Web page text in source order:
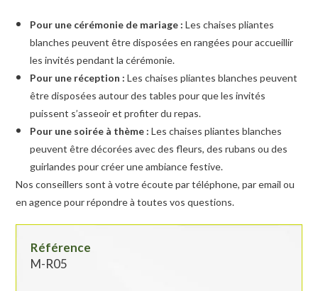
Pour une cérémonie de mariage : Les chaises pliantes
blanches peuvent être disposées en rangées pour accueillir
les invités pendant la cérémonie.
Pour une réception : Les chaises pliantes blanches peuvent
être disposées autour des tables pour que les invités
puissent s’asseoir et profiter du repas.
Pour une soirée à thème : Les chaises pliantes blanches
peuvent être décorées avec des fleurs, des rubans ou des
guirlandes pour créer une ambiance festive.
Nos conseillers sont à votre écoute par téléphone, par email ou
en agence pour répondre à toutes vos questions.
Référence
M-R05